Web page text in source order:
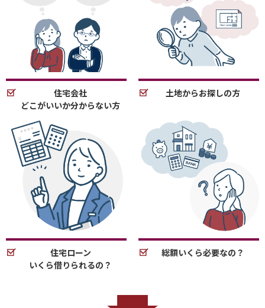
住宅会社
どこがいいか分からない方
土地からお探しの方
住宅ローン
いくら借りられるの？
総額いくら必要なの？